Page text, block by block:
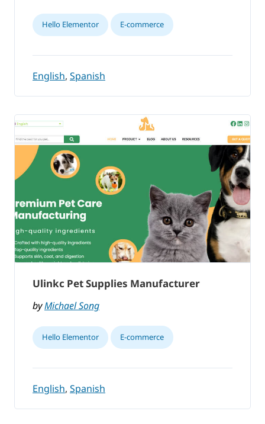
Hello Elementor E-commerce
English, Spanish
Ulinkc Pet Supplies Manufacturer
byMichael Song
Hello Elementor E-commerce
English, Spanish